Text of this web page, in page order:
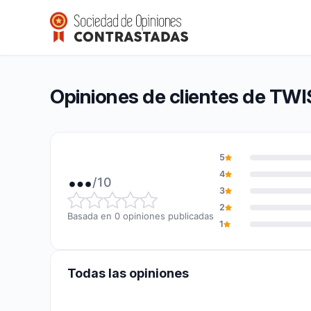
TWISTMIRROR
Calificación global: … de 10
…/10(0 opiniones)
Opiniones de clientes de
…/10
Calificación global: … de 10
Basada en 0 opiniones publicadas
5
4
3
2
1
Todas las opiniones